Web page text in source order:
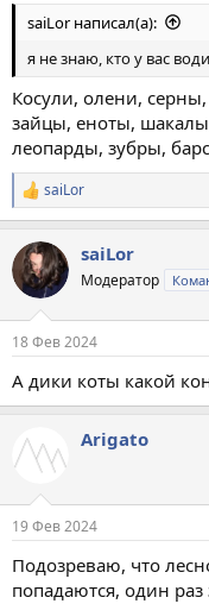
saiLor написал(а):
я не знаю, кто у вас
Косули, олени,
зайцы, еноты,
леопарды, зубры,
Р
е
к
ц
и
saiLor
saiLor
Модератор
18 Фев 2024
А дики коты какой
Arigato
19 Фев 2024
Подозреваю, что
попадаются, один